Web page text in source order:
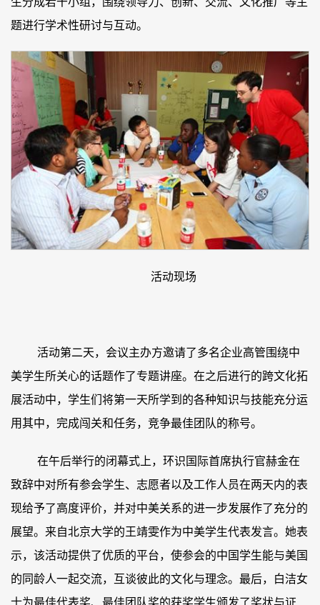
题进行学术性研讨与互动。
活动现场
活动第二天，会议主办方邀请了多名企业高管围绕中
美学生所关心的话题作了专题讲座。在之后进行的跨文化拓
展活动中，学生们将第一天所学到的各种知识与技能充分运
用其中，完成闯关和任务，竞争最佳团队的称号。
在午后举行的闭幕式上，环识国际首席执行官赫金在
致辞中对所有参会学生、志愿者以及工作人员在两天内的表
现给予了高度评价，并对中美关系的进一步发展作了充分的
展望。来自北京大学的王靖雯作为中美学生代表发言。她表
示，该活动提供了优质的平台，使参会的中国学生能与美国
的同龄人一起交流，互谈彼此的文化与理念。最后，白洁女
士为最佳代表奖、最佳团队奖的获奖学生颁发了奖状与证